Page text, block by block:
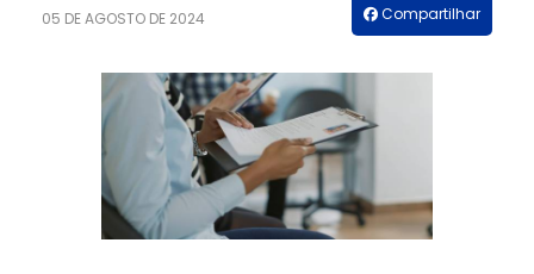
05 DE AGOSTO DE 2024 Compartilhar